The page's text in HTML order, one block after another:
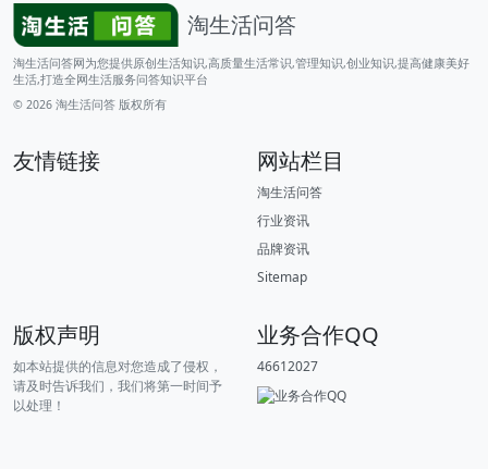
淘生活问答
淘生活问答网为您提供原创生活知识,高质量生活常识,管理知识,创业知识,提高健康美好
生活,打造全网生活服务问答知识平台
© 2026 淘生活问答 版权所有
友情链接 网站栏目
淘生活问答
行业资讯
品牌资讯
Sitemap
版权声明
如本站提供的信息对您造成了侵权，
请及时告诉我们，我们将第一时间予
以处理！
业务合作QQ
46612027